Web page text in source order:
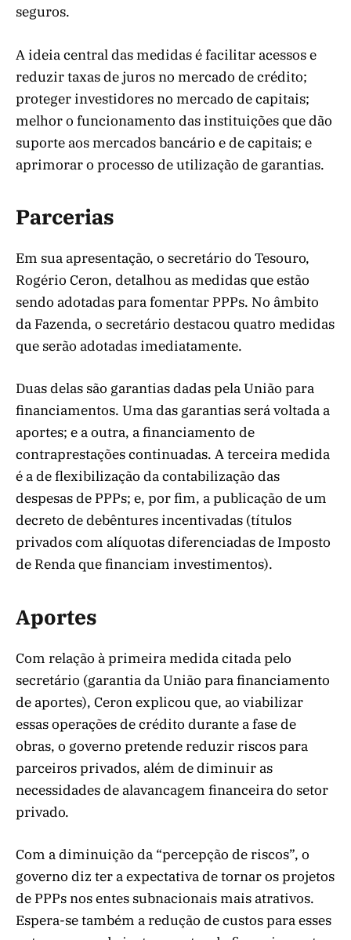
seguros.
A ideia central das medidas é facilitar acessos e
reduzir taxas de juros no mercado de crédito;
proteger investidores no mercado de capitais;
melhor o funcionamento das instituições que dão
suporte aos mercados bancário e de capitais; e
aprimorar o processo de utilização de garantias.
Parcerias
Em sua apresentação, o secretário do Tesouro,
Rogério Ceron, detalhou as medidas que estão
sendo adotadas para fomentar PPPs. No âmbito
da Fazenda, o secretário destacou quatro medidas
que serão adotadas imediatamente.
Duas delas são garantias dadas pela União para
financiamentos. Uma das garantias será voltada a
aportes; e a outra, a financiamento de
contraprestações continuadas. A terceira medida
é a de flexibilização da contabilização das
despesas de PPPs; e, por fim, a publicação de um
decreto de debêntures incentivadas (títulos
privados com alíquotas diferenciadas de Imposto
de Renda que financiam investimentos).
Aportes
Com relação à primeira medida citada pelo
secretário (garantia da União para financiamento
de aportes), Ceron explicou que, ao viabilizar
essas operações de crédito durante a fase de
obras, o governo pretende reduzir riscos para
parceiros privados, além de diminuir as
necessidades de alavancagem financeira do setor
privado.
Com a diminuição da “percepção de riscos”, o
governo diz ter a expectativa de tornar os projetos
de PPPs nos entes subnacionais mais atrativos.
Espera-se também a redução de custos para esses